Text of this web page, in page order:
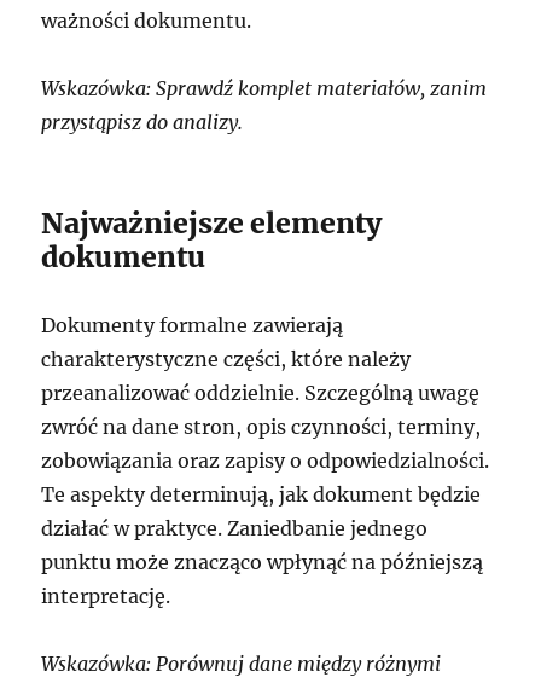
ważności dokumentu.
Wskazówka: Sprawdź komplet materiałów, zanim
przystąpisz do analizy.
Najważniejsze elementy
dokumentu
Dokumenty formalne zawierają
charakterystyczne części, które należy
przeanalizować oddzielnie. Szczególną uwagę
zwróć na dane stron, opis czynności, terminy,
zobowiązania oraz zapisy o odpowiedzialności.
Te aspekty determinują, jak dokument będzie
działać w praktyce. Zaniedbanie jednego
punktu może znacząco wpłynąć na późniejszą
interpretację.
Wskazówka: Porównuj dane między różnymi